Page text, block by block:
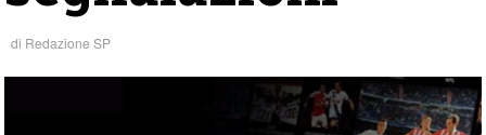
di Redazione SP